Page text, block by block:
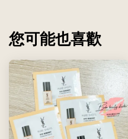
您可能也喜歡